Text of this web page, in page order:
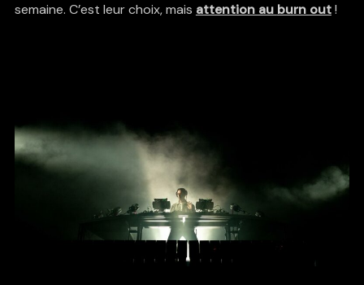
semaine. C’est leur choix, mais attention au burn out!